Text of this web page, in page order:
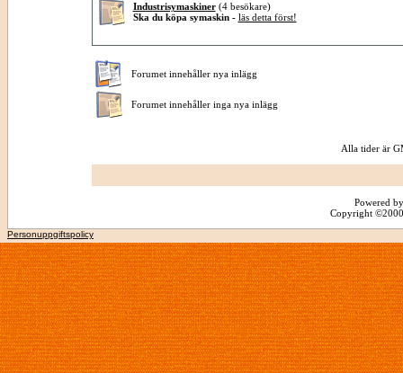
Industrisymaskiner (4 besökare)
Ska du köpa symaskin - läs detta först!
Forumet innehåller nya inlägg
Forumet innehåller inga nya inlägg
Alla tider är
Powered
Copyright
Personuppgiftspolicy